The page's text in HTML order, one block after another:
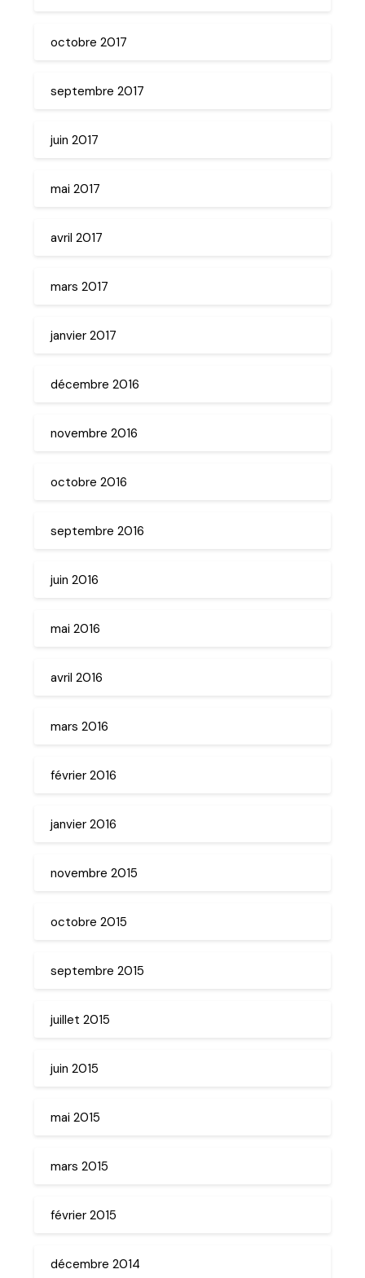
octobre 2017
septembre 2017
juin 2017
mai 2017
avril 2017
mars 2017
janvier 2017
décembre 2016
novembre 2016
octobre 2016
septembre 2016
juin 2016
mai 2016
avril 2016
mars 2016
février 2016
janvier 2016
novembre 2015
octobre 2015
septembre 2015
juillet 2015
juin 2015
mai 2015
mars 2015
février 2015
décembre 2014